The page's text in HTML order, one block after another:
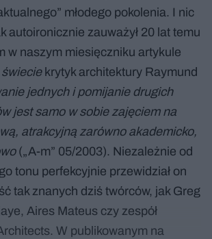
młodego pokolenia. I nic
autoironicznie zauważył 20 lat temu
w naszym miesięczniku artykule
świeciekrytyk architektury Raymund
jednych i pomijanie drugich
jest samo w sobie zajęciem na
atrakcyjną zarówno akademicko,
(„A-m” 05/2003). Niezależnie od
tonu perfekcyjnie przewidział on
tak znanych dziś twórców, jak Greg
Aires Mateus czy zespół
W publikowanym na